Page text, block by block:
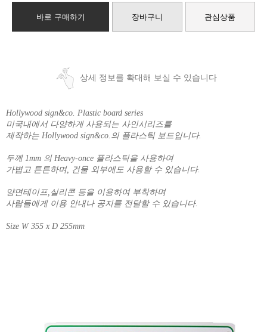
바로 구매하기 장바구니 관심상품
상세 정보를 확대해 보실 수 있습니다
Hollywood sign&co. Plastic board series
미국내에서 다양하게 사용되는 사인시리즈를
제작하는 Hollywood sign&co.의 플라스틱 보드입니다.
두께 1mm 의 Heavy-once 플라스틱을 사용하여
가볍고 튼튼하며, 건물 외부에도 사용할 수 있습니다.
양면테이프,실리콘 등을 이용하여 부착하며
사람들에게 이용 안내나 공지를 전달할 수 있습니다.
Size W 355 x D 255mm